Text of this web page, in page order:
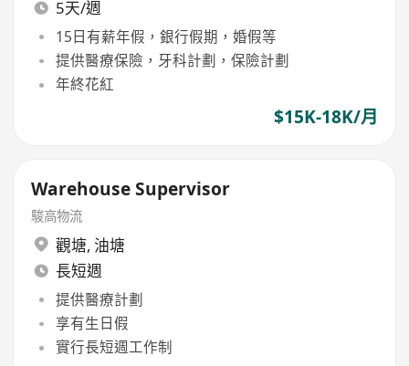
5天/週
15日有薪年假，銀行假期，婚假等
提供醫療保險，牙科計劃，保險計劃
年終花紅
$15K-18K/月
Warehouse Supervisor
駿高物流
觀塘, 油塘
長短週
提供醫療計劃
享有生日假
實行長短週工作制